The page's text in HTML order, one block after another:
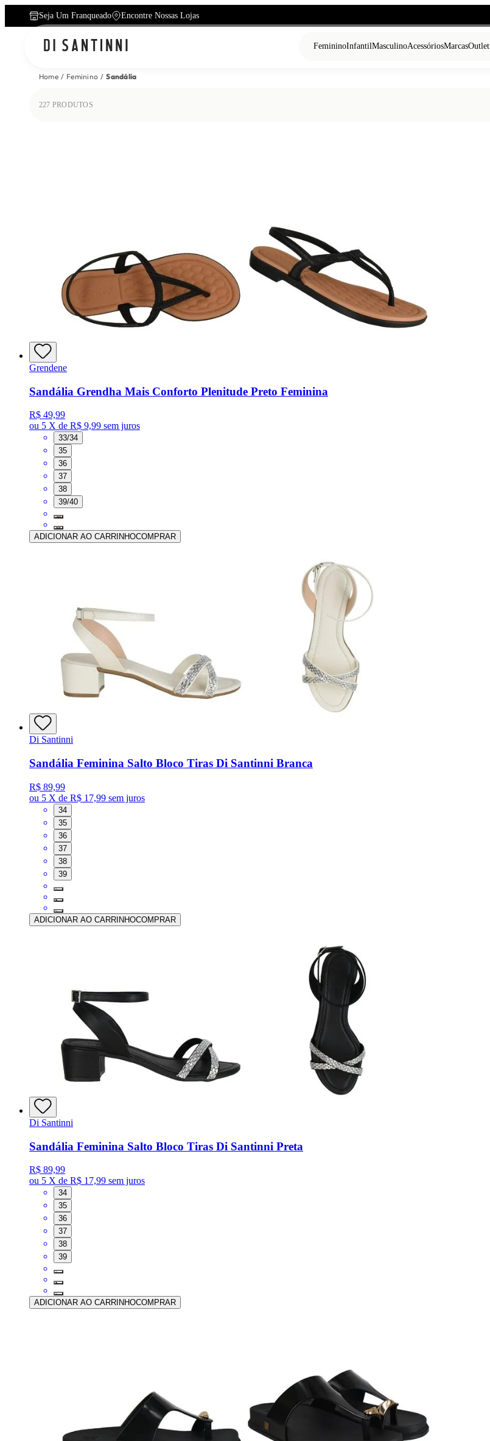
Seja Um Franqueado Encontre Nossas Lojas
FemininoInfantilMasculinoAcessóriosMarcasOutlet
Home Feminino Sandália
227 PRODUTOS
Grendene
Sandália Grendha Mais Conforto Plenitude Preto Feminina
R$ 49,99
ou 5 X de R$ 9,99 sem juros
33/34
35
36
37
38
39/40
ADICIONAR AO CARRINHOCOMPRAR
Di Santinni
Sandália Feminina Salto Bloco Tiras Di Santinni Branca
R$ 89,99
ou 5 X de R$ 17,99 sem juros
34
35
36
37
38
39
ADICIONAR AO CARRINHOCOMPRAR
Di Santinni
Sandália Feminina Salto Bloco Tiras Di Santinni Preta
R$ 89,99
ou 5 X de R$ 17,99 sem juros
34
35
36
37
38
39
ADICIONAR AO CARRINHOCOMPRAR